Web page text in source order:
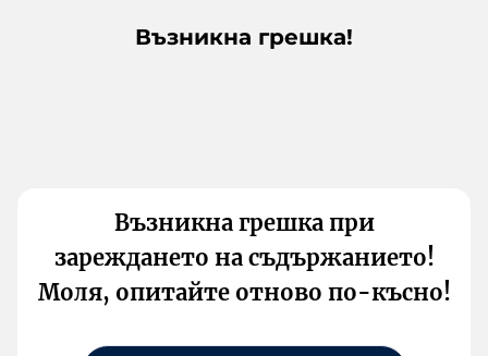
Възникна грешка!
Възникна грешка при
зареждането на съдържанието!
Моля, опитайте отново по-късно!